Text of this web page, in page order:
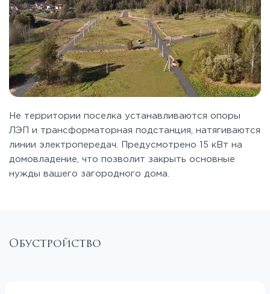
Не территории поселка устанавливаются опоры
ЛЭП и трансформаторная подстанция, натягиваются
линии электропередач. Предусмотрено 15 кВт на
домовладение, что позволит закрыть основные
нужды вашего загородного дома.
Обустройство